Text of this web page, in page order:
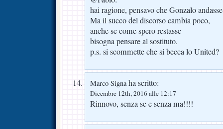
hai ragione, pensavo che Gonzalo
Ma il succo del discorso cambia poco,
anche se come spero restasse
bisogna pensare al sostituto.
p.s. si scommette che si becca lo United?
Marco Signaha scritto:
Dicembre 12th, 2016 alle 12:17
Rinnovo, senza se e senza ma!!!!